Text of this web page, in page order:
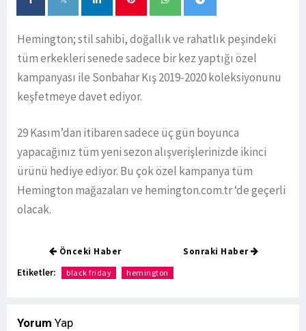
Hemington; stil sahibi, doğallık ve rahatlık peşindeki
tüm erkekleri senede sadece bir kez yaptığı özel
kampanyası ile Sonbahar Kış 2019-2020 koleksiyonunu
keşfetmeye davet ediyor.
29 Kasım’dan itibaren sadece üç gün boyunca
yapacağınız tüm yeni sezon alışverişlerinizde ikinci
ürünü hediye ediyor. Bu çok özel kampanya tüm
Hemington mağazaları ve hemington.com.tr ‘de geçerli
olacak.
Önceki Haber Sonraki Haber
Etiketler: black friday hemington
Yorum Yap